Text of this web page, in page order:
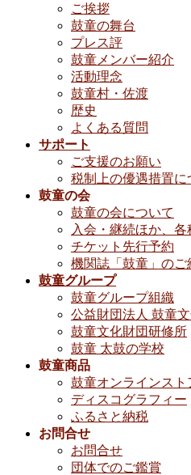
ご挨拶
鼓童の舞台
プレス評
鼓童メンバー紹介
活動理念
鼓童村・佐渡
歴史
よくある質問
サポート
ご支援のお願い
税制上の優遇措置に
鼓童の会
鼓童の会について
入会・継続ほか、
チケット先行予約
機関誌「鼓童」のご
鼓童グループ
鼓童グループ組織
公益財団法人 鼓童
鼓童文化財団研修所
鼓童 太鼓の学校
鼓童商品
鼓童オンラインスト
ディスコグラフィー
ふるさと納税
お問合せ
お問合せ
団体でのご鑑賞